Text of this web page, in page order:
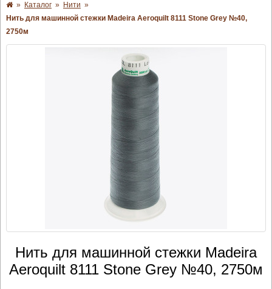
» Каталог » Нити »
Нить для машинной стежки Madeira Aeroquilt 8111 Stone Grey №40,
2750м
Нить для машинной стежки Madeira
Aeroquilt 8111 Stone Grey №40, 2750м